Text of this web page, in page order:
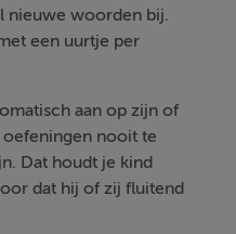
nieuwe woorden bij.
een uurtje per
aan op zijn of
oefeningen nooit te
Dat houdt je kind
dat hij of zij fluitend